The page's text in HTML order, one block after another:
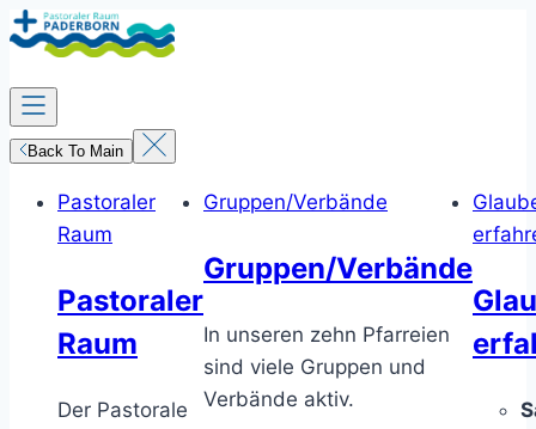
Zum
Inhalt
springen
Back To Main
Pastoraler
Raum
Pastoraler
Raum
Der Pastorale
Gruppen/Verbände
Gruppen/Verbände
In unseren zehn Pfarreien
sind viele Gruppen und
Verbände aktiv.